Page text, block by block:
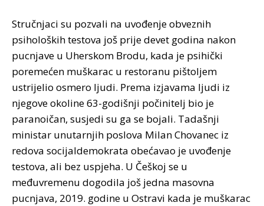
Stručnjaci su pozvali na uvođenje obveznih
psiholoških testova još prije devet godina nakon
pucnjave u Uherskom Brodu, kada je psihički
poremećen muškarac u restoranu pištoljem
ustrijelio osmero ljudi. Prema izjavama ljudi iz
njegove okoline 63-godišnji počinitelj bio je
paranoičan, susjedi su ga se bojali. Tadašnji
ministar unutarnjih poslova Milan Chovanec iz
redova socijaldemokrata obećavao je uvođenje
testova, ali bez uspjeha. U Češkoj se u
međuvremenu dogodila još jedna masovna
pucnjava, 2019. godine u Ostravi kada je muškarac